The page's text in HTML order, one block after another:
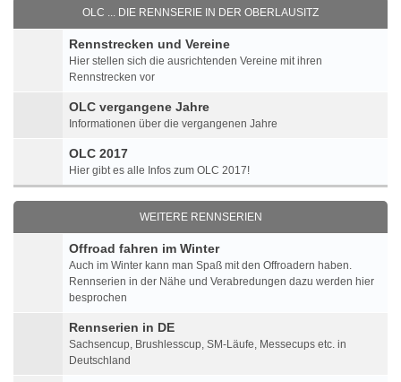
OLC ... DIE RENNSERIE IN DER OBERLAUSITZ
Rennstrecken und Vereine
Hier stellen sich die ausrichtenden Vereine mit ihren
Rennstrecken vor
OLC vergangene Jahre
Informationen über die vergangenen Jahre
OLC 2017
Hier gibt es alle Infos zum OLC 2017!
WEITERE RENNSERIEN
Offroad fahren im Winter
Auch im Winter kann man Spaß mit den Offroadern haben.
Rennserien in der Nähe und Verabredungen dazu werden hier
besprochen
Rennserien in DE
Sachsencup, Brushlesscup, SM-Läufe, Messecups etc. in
Deutschland